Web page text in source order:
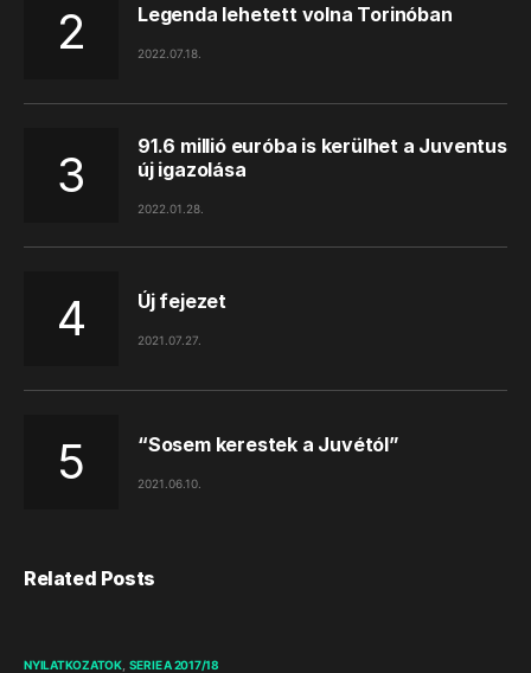
Legenda lehetett volna Torinóban
2022.07.18.
91.6 millió euróba is kerülhet a Juventus
új igazolása
2022.01.28.
Új fejezet
2021.07.27.
“Sosem kerestek a Juvétól”
2021.06.10.
Related Posts
NYILATKOZATOK SERIE A 2017/18